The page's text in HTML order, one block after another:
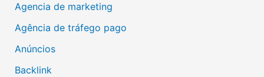
Agencia de marketing
Agência de tráfego pago
Anúncios
Backlink